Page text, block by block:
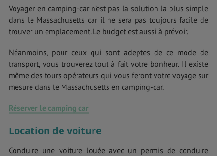
Voyager en camping-car n’est pas la solution la plus simple
dans le Massachusetts car il ne sera pas toujours facile de
trouver un emplacement. Le budget est aussi à prévoir.
Néanmoins, pour ceux qui sont adeptes de ce mode de
transport, vous trouverez tout à fait votre bonheur. Il existe
même des tours opérateurs qui vous feront votre voyage sur
mesure dans le Massachusetts en camping-car.
Réserver le camping car
Location de voiture
Conduire une voiture louée avec un permis de conduire